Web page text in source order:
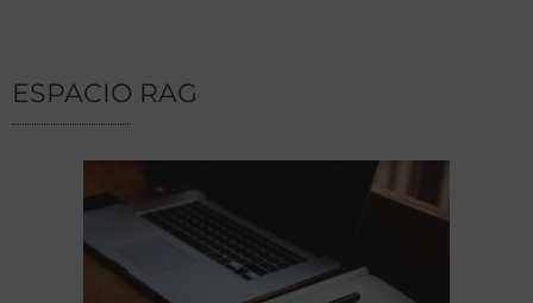
ESPACIO RAG